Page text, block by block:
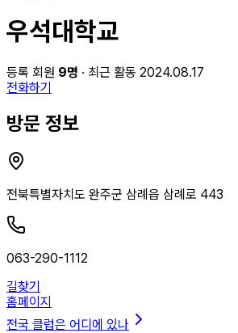
우석대학교
등록 회원 9명 · 최근 활동 2024.08.17
전화하기
방문 정보
전북특별자치도 완주군 삼례읍 삼례로 443
063-290-1112
길찾기
홈페이지
전국 클럽은 어디에 있나